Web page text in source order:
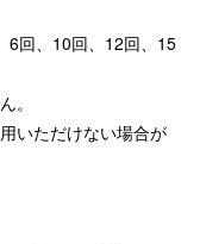
6回、10回、12回、15
。
いただけない場合が